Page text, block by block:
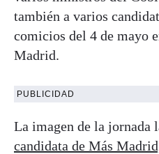
también a varios
comicios del 4 de mayo
Madrid.
PUBLICIDAD
La imagen de la jornada
candidata de Más